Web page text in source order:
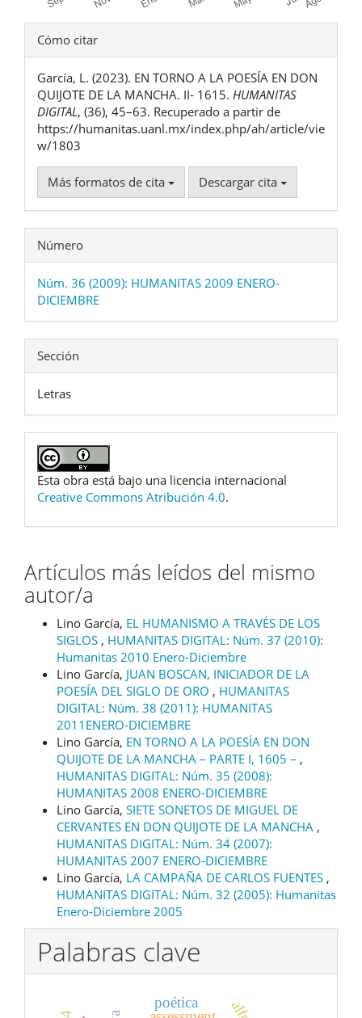
Detalles
del
artículo
Cómo citar
García, L. (2023). EN TORNO A LA POESÍA EN DON
QUIJOTE DE LA MANCHA. II- 1615. HUMANITAS
DIGITAL, (36), 45–63. Recuperado a partir de
https://humanitas.uanl.mx/index.php/ah/article/vie
w/1803
Más formatos de cita Descargar cita
Número
Núm. 36 (2009): HUMANITAS 2009 ENERO-
DICIEMBRE
Sección
Letras
Esta obra está bajo una licencia internacional
Creative Commons Atribución 4.0.
Artículos más leídos del mismo
autor/a
Lino García, EL HUMANISMO A TRAVÉS DE LOS
SIGLOS , HUMANITAS DIGITAL: Núm. 37 (2010):
Humanitas 2010 Enero-Diciembre
Lino García, JUAN BOSCAN, INICIADOR DE LA
POESÍA DEL SIGLO DE ORO , HUMANITAS
DIGITAL: Núm. 38 (2011): HUMANITAS
2011ENERO-DICIEMBRE
Lino García, EN TORNO A LA POESÍA EN DON
QUIJOTE DE LA MANCHA – PARTE I, 1605 – ,
HUMANITAS DIGITAL: Núm. 35 (2008):
HUMANITAS 2008 ENERO-DICIEMBRE
Lino García, SIETE SONETOS DE MIGUEL DE
CERVANTES EN DON QUIJOTE DE LA MANCHA ,
HUMANITAS DIGITAL: Núm. 34 (2007):
HUMANITAS 2007 ENERO-DICIEMBRE
Lino García, LA CAMPAÑA DE CARLOS FUENTES ,
HUMANITAS DIGITAL: Núm. 32 (2005): Humanitas
Enero-Diciembre 2005
Palabras clave
poética